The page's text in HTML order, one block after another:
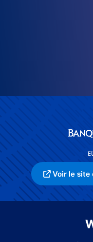
Voir le site